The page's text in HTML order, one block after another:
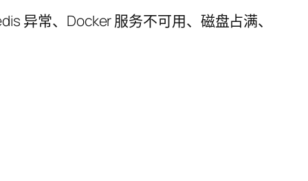
异常、Docker 服务不可用、磁盘占满、